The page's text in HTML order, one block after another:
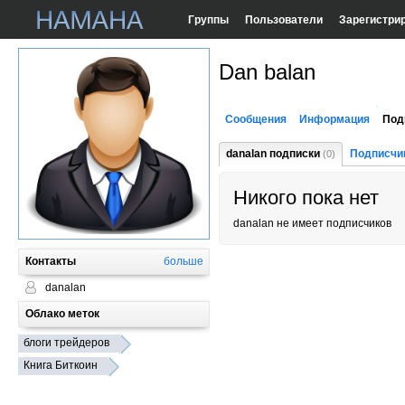
Группы Пользователи
Контакты больше
danalan
Облако меток
блоги трейдеров
Книга Биткоин
Dan balan
Сообщения Информация
danalan подписки (0)
Никого пока нет
danalan не имеет подписчиков